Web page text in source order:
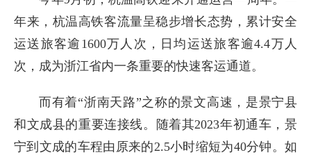
年来，杭温高铁客流量呈稳步增长态势，累计安全
运送旅客逾1600万人次，日均运送旅客逾4.4万人
次，成为浙江省内一条重要的快速客运通道。
而有着“浙南天路”之称的景文高速，是景宁县
和文成县的重要连接线。随着其2023年初通车，景
宁到文成的车程由原来的2.5小时缩短为40分钟。如